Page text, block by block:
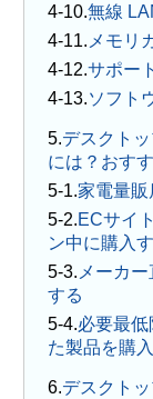
無線
メモリ
サポー
ソフト
5.デスクト
には？おす
家電量販
ECサイ
ン中に購入
メーカ
する
必要最低
た製品を購
6.デスクト